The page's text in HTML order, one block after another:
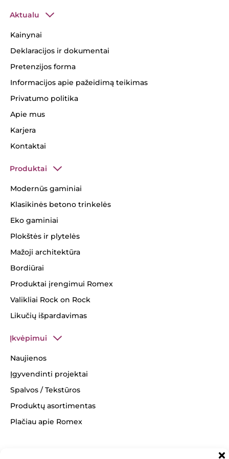
Aktualu
Kainynai
Deklaracijos ir dokumentai
Pretenzijos forma
Informacijos apie pažeidimą teikimas
Privatumo politika
Apie mus
Karjera
Kontaktai
Produktai
Modernūs gaminiai
Klasikinės betono trinkelės
Eko gaminiai
Plokštės ir plytelės
Mažoji architektūra
Bordiūrai
Produktai įrengimui Romex
Valikliai Rock on Rock
Likučių išpardavimas
Įkvėpimui
Naujienos
Įgyvendinti projektai
Spalvos / Tekstūros
Produktų asortimentas
Plačiau apie Romex